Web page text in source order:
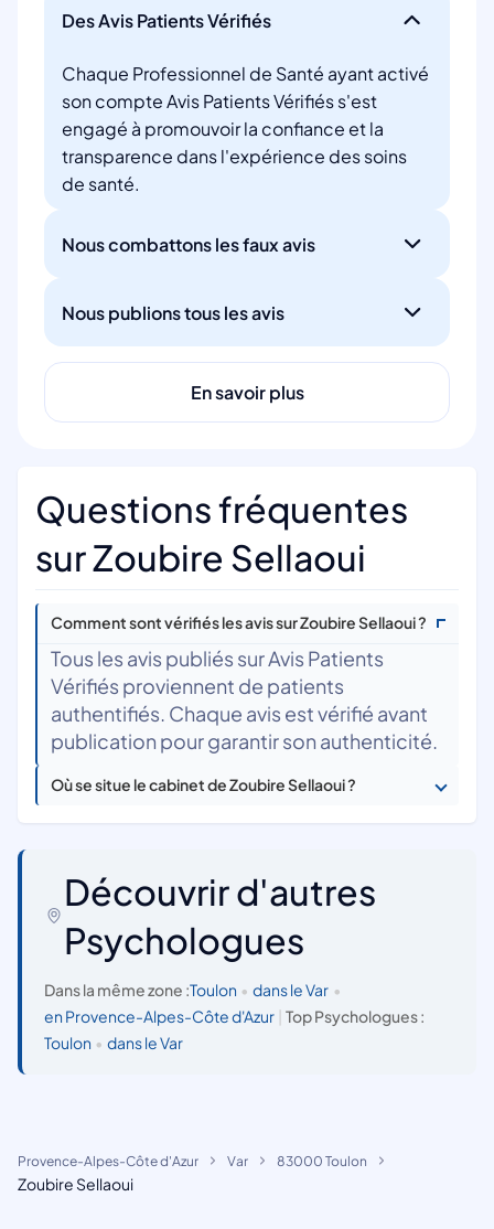
Des Avis Patients Vérifiés
Chaque Professionnel de Santé ayant activé
son compte Avis Patients Vérifiés s'est
engagé à promouvoir la confiance et la
transparence dans l'expérience des soins
de santé.
Nous combattons les faux avis
Nous publions tous les avis
En savoir plus
Questions fréquentes
sur Zoubire Sellaoui
Comment sont vérifiés les avis sur Zoubire Sellaoui ?
Tous les avis publiés sur Avis Patients
Vérifiés proviennent de patients
authentifiés. Chaque avis est vérifié avant
publication pour garantir son authenticité.
Où se situe le cabinet de Zoubire Sellaoui ?
Découvrir d'autres
Psychologues
Dans la même zone :Toulon • dans le Var •
en Provence-Alpes-Côte d'Azur
Top Psychologues :
Toulon • dans le Var
Provence-Alpes-Côte d'Azur Var 83000 Toulon
Zoubire Sellaoui